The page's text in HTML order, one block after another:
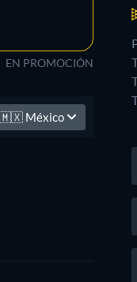
EN PROMOCIÓN
🇲🇽 México